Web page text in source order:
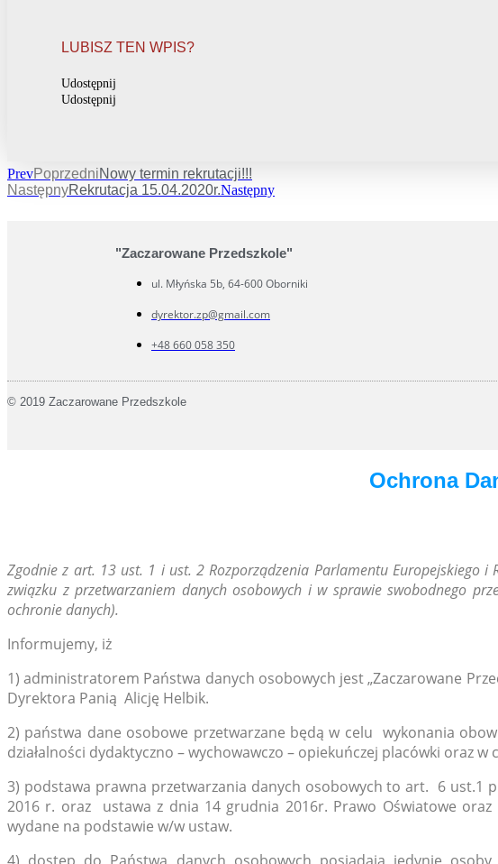
LUBISZ TEN WPIS?
Udostępnij
Udostępnij
PrevPoprzedniNowy termin rekrutacji!!!
NastępnyRekrutacja 15.04.2020r.Następny
"Zaczarowane Przedszkole"
ul. Młyńska 5b, 64-600 Oborniki
dyrektor.zp@gmail.com
+48 660 058 350
© 2019 Zaczarowane Przedszkole
Ochrona
Zgodnie z art. 13 ust. 1 i ust. 2 Rozporządzenia Parlamentu Europejskiego
związku z przetwarzaniem danych osobowych i w sprawie swobodnego
ochronie danych).
Informujemy, iż
1) administratorem Państwa danych osobowych jest „Zaczarowane
Dyrektora Panią Alicję Helbik.
2) państwa dane osobowe przetwarzane będą w celu wykonania
działalności dydaktyczno – wychowawczo – opiekuńczej placówki oraz
3) podstawa prawna przetwarzania danych osobowych to art. 6 ust.1
2016 r. oraz ustawa z dnia 14 grudnia 2016r. Prawo Oświatowe
wydane na podstawie w/w ustaw.